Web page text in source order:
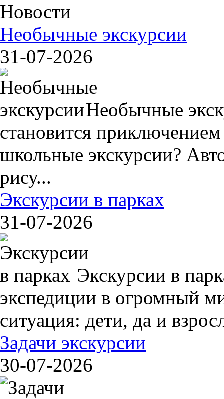
Новости
Необычные экскурсии
31-07-2026
Необычные
становится
школьные экскурсии?
рису...
Экскурсии в парках
31-07-2026
Экскурсии в
экспедиции в огромный
ситуация: дети, да и
Задачи экскурсии
30-07-2026